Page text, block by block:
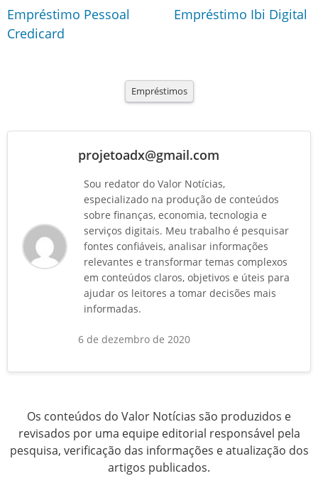
Empréstimo Pessoal
Credicard
Empréstimo Ibi Digital
Empréstimos
projetoadx@gmail.com
Sou redator do Valor Notícias,
especializado na produção de conteúdos
sobre finanças, economia, tecnologia e
serviços digitais. Meu trabalho é pesquisar
fontes confiáveis, analisar informações
relevantes e transformar temas complexos
em conteúdos claros, objetivos e úteis para
ajudar os leitores a tomar decisões mais
informadas.
6 de dezembro de 2020
Os conteúdos do Valor Notícias são produzidos e
revisados por uma equipe editorial responsável pela
pesquisa, verificação das informações e atualização dos
artigos publicados.